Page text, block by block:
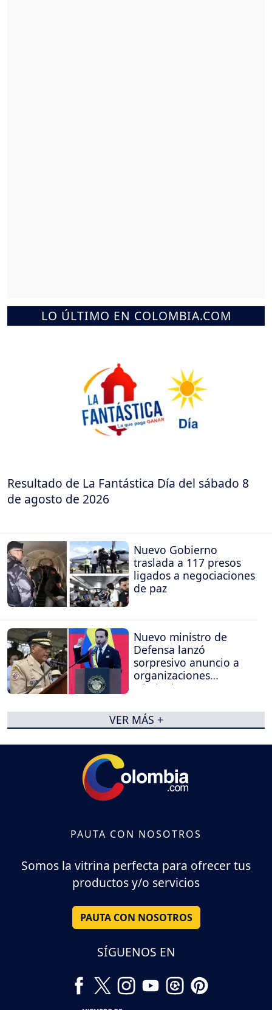
LO ÚLTIMO EN COLOMBIA.COM
Resultado de La Fantástica Día del sábado 8
de agosto de 2026
Nuevo Gobierno
traslada a 117 presos
ligados a negociaciones
de paz
Nuevo ministro de
Defensa lanzó
sorpresivo anuncio a
organizaciones
criminales
VER MÁS +
PAUTA CON NOSOTROS
Somos la vitrina perfecta para ofrecer tus
productos y/o servicios
PAUTA CON NOSOTROS
SÍGUENOS EN